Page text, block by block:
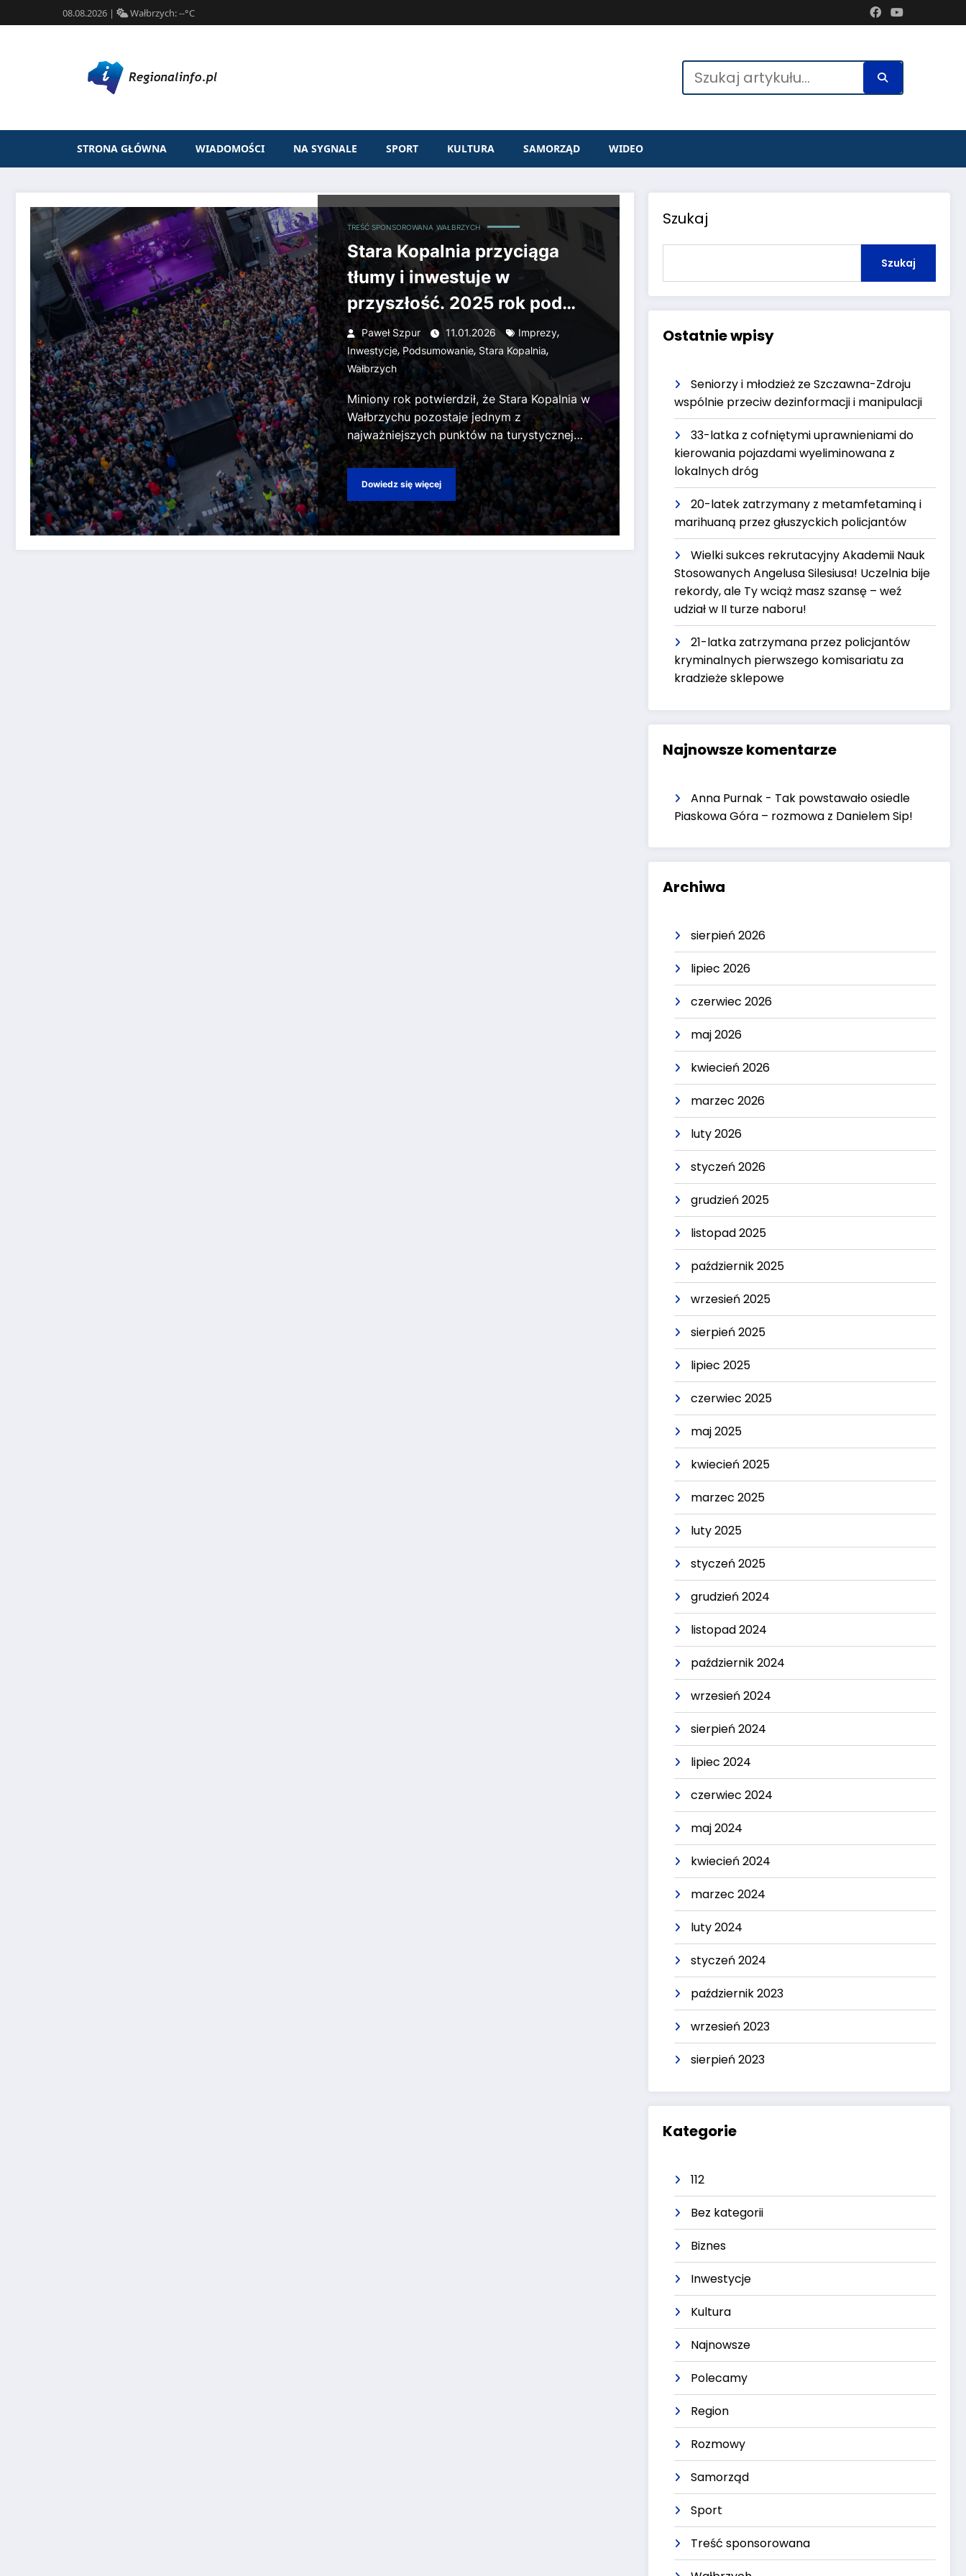
08.08.2026 | Wałbrzych:--°C
STRONA GŁÓWNA WIADOMOŚCI NA SYGNALE SPORT KULTURA SAMORZĄD WIDEO
treści
TREŚĆ SPONSOROWANA WAŁBRZYCH
Stara Kopalnia przyciąga
tłumy i inwestuje w
przyszłość. 2025 rok pod
znakiem rozwoju
Paweł Szpur 11.01.2026 Imprezy,
Inwestycje,Podsumowanie, Stara Kopalnia,
Wałbrzych
Miniony rok potwierdził, że Stara Kopalnia w
Wałbrzychu pozostaje jednym z
najważniejszych punktów na turystycznej…
Dowiedz się więcej
Szukaj
Szukaj
Ostatnie wpisy
Seniorzy i młodzież ze Szczawna-Zdroju
wspólnie przeciw dezinformacji i manipulacji
33-latka z cofniętymi uprawnieniami do
kierowania pojazdami wyeliminowana z
lokalnych dróg
20-latek zatrzymany z metamfetaminą i
marihuaną przez głuszyckich policjantów
Wielki sukces rekrutacyjny Akademii Nauk
Stosowanych Angelusa Silesiusa! Uczelnia bije
rekordy, ale Ty wciąż masz szansę – weź
udział w II turze naboru!
21-latka zatrzymana przez policjantów
kryminalnych pierwszego komisariatu za
kradzieże sklepowe
Najnowsze komentarze
Anna Purnak - Tak powstawało osiedle
Piaskowa Góra – rozmowa z Danielem Sip!
Archiwa
sierpień 2026
lipiec 2026
czerwiec 2026
maj 2026
kwiecień 2026
marzec 2026
luty 2026
styczeń 2026
grudzień 2025
listopad 2025
październik 2025
wrzesień 2025
sierpień 2025
lipiec 2025
czerwiec 2025
maj 2025
kwiecień 2025
marzec 2025
luty 2025
styczeń 2025
grudzień 2024
listopad 2024
październik 2024
wrzesień 2024
sierpień 2024
lipiec 2024
czerwiec 2024
maj 2024
kwiecień 2024
marzec 2024
luty 2024
styczeń 2024
październik 2023
wrzesień 2023
sierpień 2023
Kategorie
112
Bez kategorii
Biznes
Inwestycje
Kultura
Najnowsze
Polecamy
Region
Rozmowy
Samorząd
Sport
Treść sponsorowana